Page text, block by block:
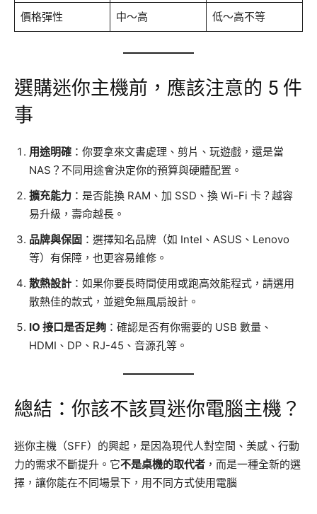
價格彈性 中～高 低～高不等
選購迷你主機前，應該注意的 5 件
事
用途明確 ：你要拿來文書處理、剪片、玩遊戲，還是當
NAS？不同用途會決定你的預算與硬體配置。
擴充能力 ：是否能換 RAM、加 SSD、換 Wi-Fi 卡？越容
易升級，壽命越長。
品牌與保固 ：選擇知名品牌（如 Intel、ASUS、Lenovo
等）有保障，也更容易維修。
散熱設計 ：如果你要長時間使用或跑高效能程式，請選用
散熱佳的款式，並避免無風扇設計。
IO 接口是否足夠 ：確認是否有你需要的 USB 數量、
HDMI、DP、RJ-45、音源孔等。
總結：你該不該買迷你電腦主機？
迷你主機（SFF）的興起，是因為現代人對空間、美感、行動
力的需求不斷提升。它不是桌機的取代者 ，而是一種全新的選
擇，讓你能在不同場景下，用不同方式使用電腦